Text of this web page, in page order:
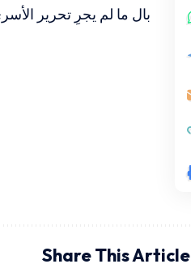
بال ما لم يجرِ تحرير
Share This Article